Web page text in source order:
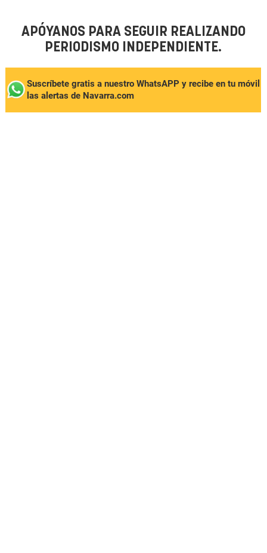
APÓYANOS PARA SEGUIR REALIZANDO
PERIODISMO INDEPENDIENTE.
Suscríbete gratis a nuestro WhatsAPP y recibe en tu móvil
las alertas de Navarra.com